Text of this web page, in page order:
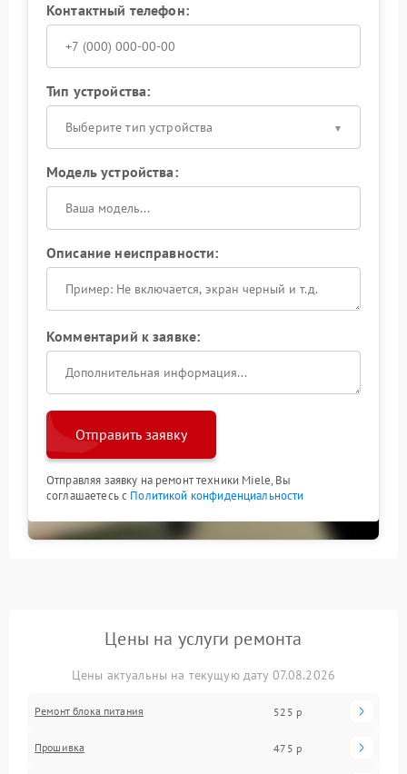
Контактный телефон:
Тип устройства:
Выберите тип устройства
Модель устройства:
Описание неисправности:
Комментарий к заявке:
Отправить заявку
Отправляя заявку на ремонт техники Miele, Вы
соглашаетесь с Политикой конфиденциальности
Цены на услуги ремонта
Цены актуальны на текущую дату 07.08.2026
Ремонт блока питания 525 р
Прошивка 475 р